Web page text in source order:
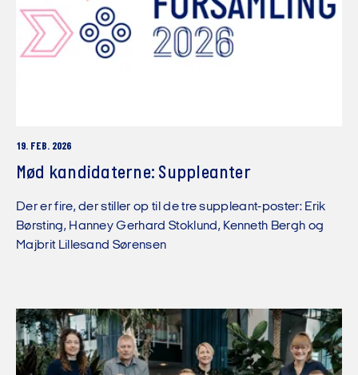
19. FEB. 2026
Mød kandidaterne: Suppleanter
Der er fire, der stiller op til de tre suppleant-poster: Erik
Børsting, Hanney Gerhard Stoklund, Kenneth Bergh og
Majbrit Lillesand Sørensen